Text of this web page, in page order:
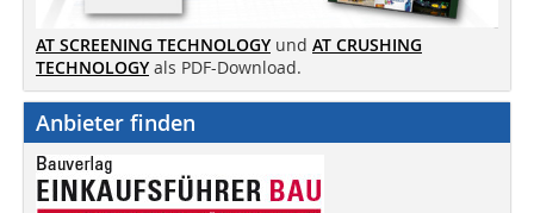
AT SCREENING TECHNOLOGY und AT CRUSHING
TECHNOLOGY als PDF-Download.
Anbieter finden